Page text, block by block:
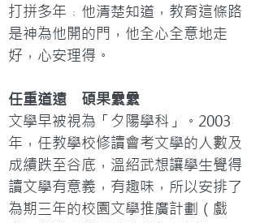
打拼多年﹔他清楚知道，教育這條路
是神為他開的門，他全心全意地走
好，心安理得。
任重道遠　碩果纍纍
文學早被視為「夕陽學科」。2003
年，任教學校修讀會考文學的人數及
成績跌至谷底，溫紹武想讓學生覺得
讀文學有意義，有趣味，所以安排了
為期三年的校園文學推廣計劃（戲